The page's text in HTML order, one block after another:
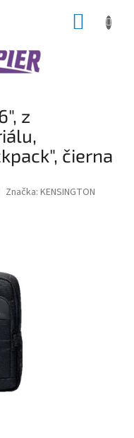
z
čierna
Značka: KENSINGTON